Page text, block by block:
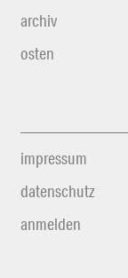
archiv
osten
impressum
datenschutz
anmelden